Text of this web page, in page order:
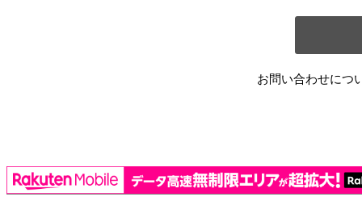
お問い合わせにつ